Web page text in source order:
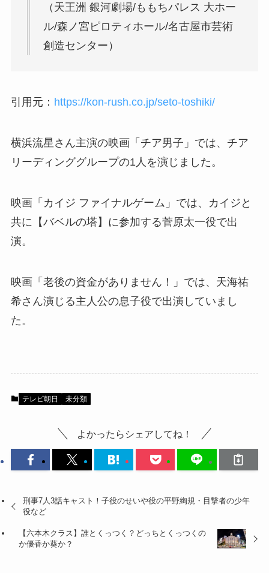
（天王洲 銀河劇場/ももちパレス 大ホー
ル/森ノ宮ピロティホール/名古屋市芸術
創造センター）
引用元： https://kon-rush.co.jp/seto-toshiki/
横浜流星さん主演の映画「チア男子」では、チア
リーディンググループの1人を演じました。
映画「カイジ ファイナルゲーム」では、
カイジと
共に【バベルの塔】に参加する菅原太一役で出
演。
映画「老後の資金がありません！」では、天海祐
希さん演じる主人公の息子役で出演していまし
た。
テレビ朝日 未分類
よかったらシェアしてね！
刑事7人3話キャスト！子役のせいや役の平野絢規・目撃者の少年
役など
【六本木クラス】誰とくっつく？どっちとくっつくの
か優香か葵か？